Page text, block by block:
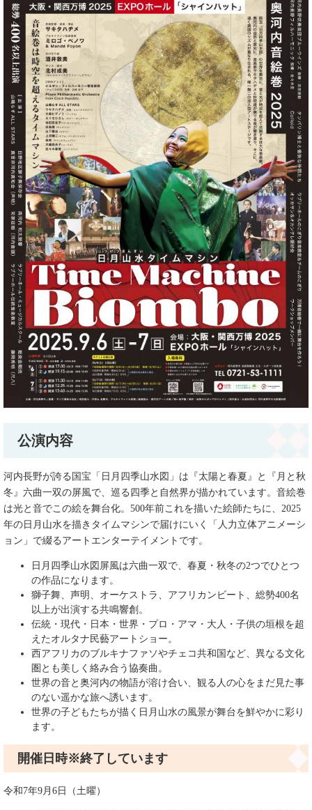
公演内容
河内長野が誇る国宝「日月四季山水図」は『太陽と春夏』と『月と秋
冬』六曲一双の屏風で、巡る四季と自然界が描かれています。音絵巻
は光と音でこの絵を舞台化。500年前これを描いた絵師たちに、2025
年の日月山水を描きタイムマシンで届けにいく「人力立体アニメーシ
ョン」で綴るアートエンターテイメントです。
日月四季山水図屏風は六曲一双で、春夏・秋冬の2つでひとつ
の作品になります。
獅子舞、声明、オーケストラ、アフリカンビート、総勢400名
以上が出演する共鳴響創。
伝統・現代・日本・世界・プロ・アマ・大人・子供の垣根を超
えたオルタナ民藝アートショー。
西アフリカのブルキナファソやチェコ共和国など、異なる文化
圏とも美しく絡み合う協奏曲。
世界の音と奥河内の物語が溶け合い、観る人の心をまだ見た事
のない遥かな旅へ誘います。
世界の子どもたちが描く日月山水の風景が舞台を鮮やかに彩り
ます。
開催日時※終了しています
令和7年9月6日（土曜）